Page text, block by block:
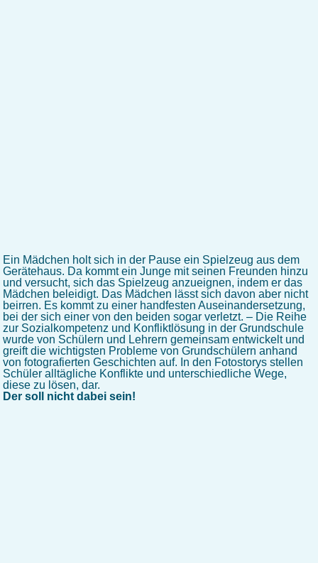
Ein Mädchen holt sich in der Pause ein Spielzeug aus dem
Gerätehaus. Da kommt ein Junge mit seinen Freunden hinzu
und versucht, sich das Spielzeug anzueignen, indem er das
Mädchen beleidigt. Das Mädchen lässt sich davon aber nicht
beirren. Es kommt zu einer handfesten Auseinandersetzung,
bei der sich einer von den beiden sogar verletzt. – Die Reihe
zur Sozialkompetenz und Konfliktlösung in der Grundschule
wurde von Schülern und Lehrern gemeinsam entwickelt und
greift die wichtigsten Probleme von Grundschülern anhand
von fotografierten Geschichten auf. In den Fotostorys stellen
Schüler alltägliche Konflikte und unterschiedliche Wege,
diese zu lösen, dar.
Der soll nicht dabei sein!